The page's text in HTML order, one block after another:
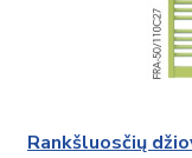
Rankšluosčių